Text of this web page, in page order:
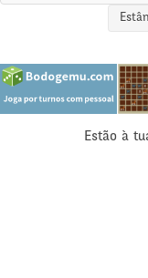
Estão à